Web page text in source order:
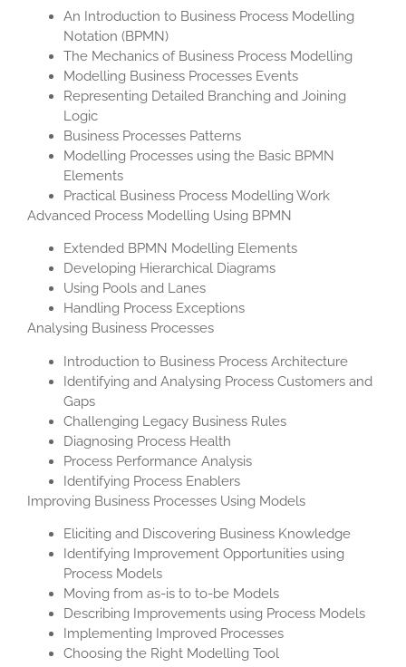
An Introduction to Business Process Modelling
Notation (BPMN)
The Mechanics of Business Process Modelling
Modelling Business Processes Events
Representing Detailed Branching and Joining
Logic
Business Processes Patterns
Modelling Processes using the Basic BPMN
Elements
Practical Business Process Modelling Work
Advanced Process Modelling Using BPMN
Extended BPMN Modelling Elements
Developing Hierarchical Diagrams
Using Pools and Lanes
Handling Process Exceptions
Analysing Business Processes
Introduction to Business Process Architecture
Identifying and Analysing Process Customers and
Gaps
Challenging Legacy Business Rules
Diagnosing Process Health
Process Performance Analysis
Identifying Process Enablers
Improving Business Processes Using Models
Eliciting and Discovering Business Knowledge
Identifying Improvement Opportunities using
Process Models
Moving from as-is to to-be Models
Describing Improvements using Process Models
Implementing Improved Processes
Choosing the Right Modelling Tool